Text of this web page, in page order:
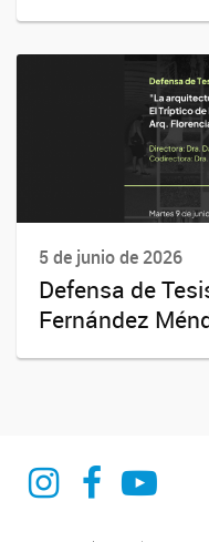
5 de junio de 2026
Defensa de
Fernández
CURDIUR CONICET UNR